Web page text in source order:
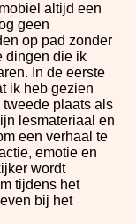
altijd een
geen
op pad zonder
dingen die ik
In de eerste
ik heb gezien
tweede plaats als
lesmateriaal en
een verhaal te
emotie en
wordt
tijdens het
bij het